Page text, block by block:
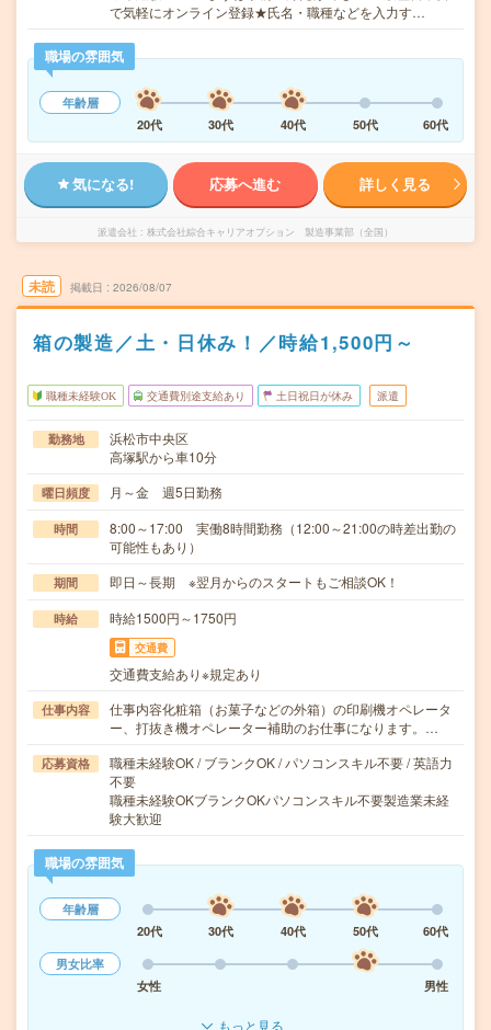
で気軽にオンライン登録★氏名・職種などを入力す…
職場の雰囲気
年齢層
20代
30代 40代 50代 60代
気になる! 応募へ進む 詳しく見る
派遣会社 株式会社綜合キャリアオプション 製造事業部（全国）
未読 掲載日 2026/08/07
箱の製造／土・日休み！／時給1,500円～
職種未経験OK 交通費別途支給あり 土日祝日が休み 派遣
勤務地
浜松市中央区
高塚駅から車10分
曜日頻度 月～金 週5日勤務
時間
8:00～17:00 実働8時間勤務（12:00～21:00の時差出勤の
可能性もあり）
期間 即日～長期 ※翌月からのスタートもご相談OK！
時給 時給1500円～1750円
交通費
交通費支給あり※規定あり
仕事内容
仕事内容化粧箱（お菓子などの外箱）の印刷機オペレータ
ー、打抜き機オペレーター補助のお仕事になります。…
応募資格
職種未経験OK / ブランクOK / パソコンスキル不要 / 英語力
不要
職種未経験OKブランクOKパソコンスキル不要製造業未経
験大歓迎
職場の雰囲気
年齢層
20代
30代 40代 50代
60代
男女比率
女性
男性
もっと見る